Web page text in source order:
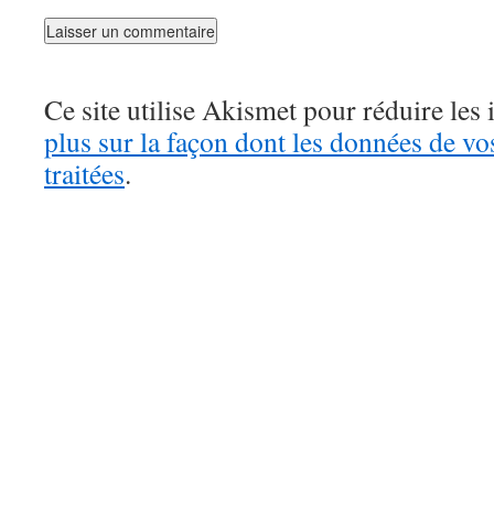
Ce site utilise Akismet pour réduire les
plus sur la façon dont les données de
traitées.